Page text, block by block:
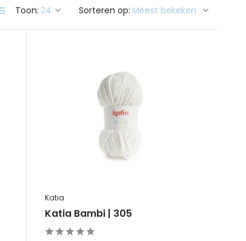
Toon: Sorteren op:
Katia
Katia Bambi | 305